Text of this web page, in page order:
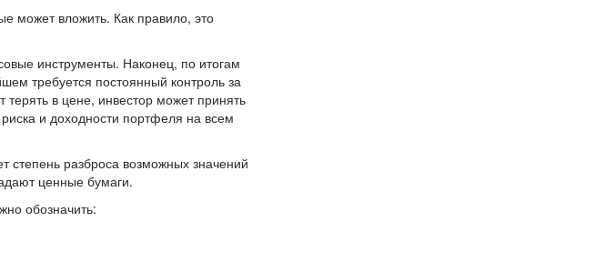
может вложить. Как правило, это
инструменты. Наконец, по итогам
требуется постоянный контроль за
в цене, инвестор может принять
и доходности портфеля на всем
степень разброса возможных значений
ценные бумаги.
обозначить: